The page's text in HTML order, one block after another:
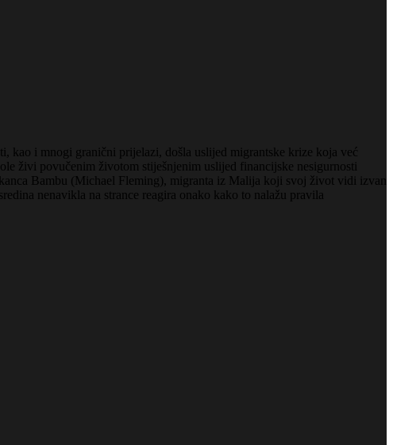
kao i mnogi granični prijelazi, došla uslijed migrantske krize koja već
živi povučenim životom stiješnjenim uslijed financijske nesigurnosti
Bambu (Michael Fleming), migranta iz Malija koji svoj život vidi izvan
nenavikla na strance reagira onako kako to nalažu pravila